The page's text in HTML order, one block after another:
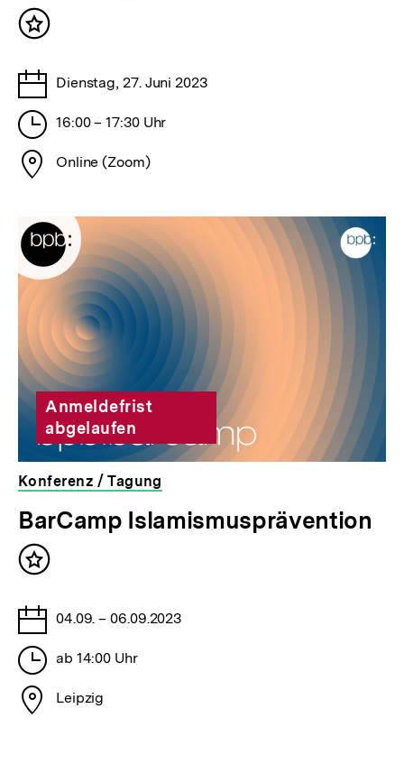
Inhalt
Tage
Dienstag, 27. Juni 2023
Stunden
16:00 – 17:30 Uhr
Stadt
Online (Zoom)
Anmeldefrist
abgelaufen
Konferenz / Tagung
veranstaltet
von
der
bpb
BarCamp Islamismusprävention
Inhalt
Tage
04.09. – 06.09.2023
Stunden
ab 14:00 Uhr
Stadt
Leipzig